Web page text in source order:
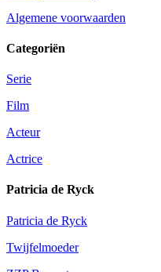
Algemene voorwaarden
Categoriën
Serie
Film
Acteur
Actrice
Patricia de Ryck
Patricia de Ryck
Twijfelmoeder